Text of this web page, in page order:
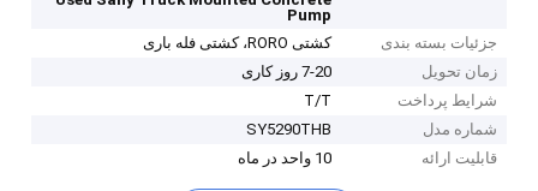
Pump
جزئیات بسته بندی
کشتی RORO، کشتی فله باری
زمان تحویل
7-20 روز کاری
شرایط پرداخت
T/T
شماره مدل
SY5290THB
قابلیت ارائه
10 واحد در ماه